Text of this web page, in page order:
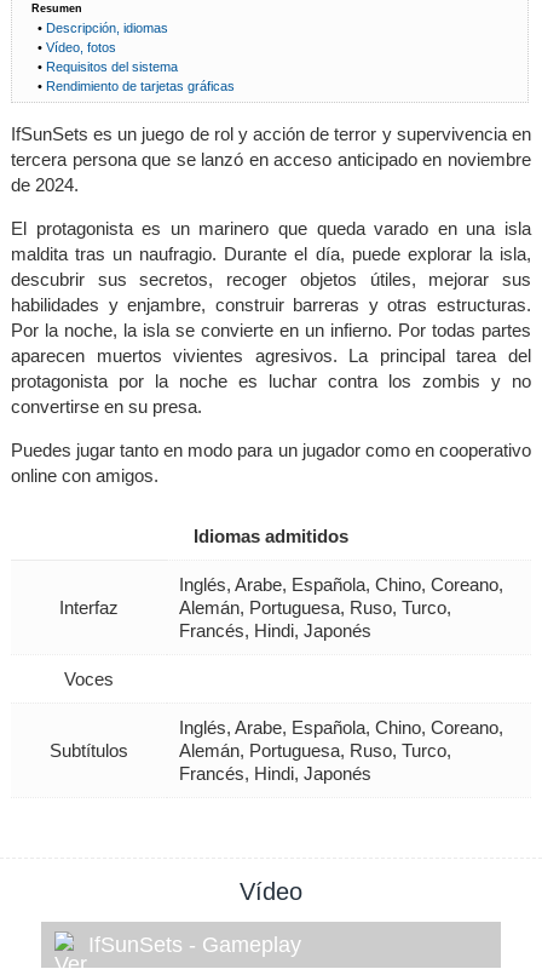
Resumen
•Descripción, idiomas
•Vídeo, fotos
•Requisitos del sistema
•Rendimiento de tarjetas gráficas
IfSunSets es un juego de rol y acción de terror y supervivencia en
tercera persona que se lanzó en acceso anticipado en noviembre
de 2024.
El protagonista es un marinero que queda varado en una isla
maldita tras un naufragio. Durante el día, puede explorar la isla,
descubrir sus secretos, recoger objetos útiles, mejorar sus
habilidades y enjambre, construir barreras y otras estructuras.
Por la noche, la isla se convierte en un infierno. Por todas partes
aparecen muertos vivientes agresivos. La principal tarea del
protagonista por la noche es luchar contra los zombis y no
convertirse en su presa.
Puedes jugar tanto en modo para un jugador como en cooperativo
online con amigos.
Idiomas admitidos
Interfaz
Inglés, Arabe, Española, Chino, Coreano,
Alemán, Portuguesa, Ruso, Turco,
Francés, Hindi, Japonés
Voces
Subtítulos
Inglés, Arabe, Española, Chino, Coreano,
Alemán, Portuguesa, Ruso, Turco,
Francés, Hindi, Japonés
Vídeo
IfSunSets - Gameplay